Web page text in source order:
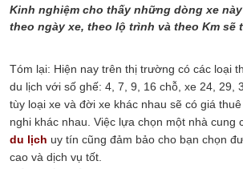
Kinh nghiệm cho thấy những dòng xe
theo ngày xe, theo lộ trình và theo Km sẽ
Tóm lại: Hiện nay trên thị trường có các loại
du lịch với số ghế: 4, 7, 9, 16 chỗ, xe 24, 29,
tùy loại xe và đời xe khác nhau sẽ có giá
nghi khác nhau. Việc lựa chọn một nhà cung
du lịch uy tín cũng đảm bảo cho bạn chọn
cao và dịch vụ tốt.